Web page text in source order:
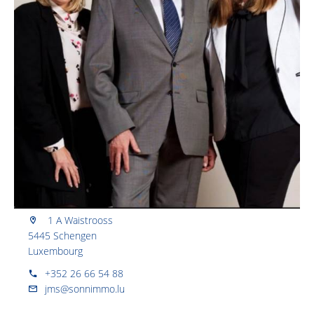
1 A Waistrooss
5445 Schengen
Luxembourg
+352 26 66 54 88
jms@sonnimmo.lu